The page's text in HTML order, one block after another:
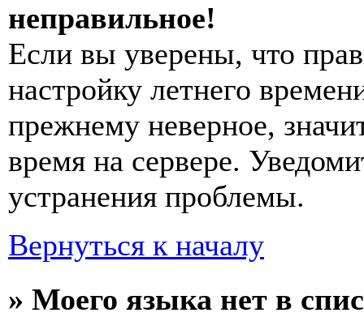
неправильное!
Если вы уверены, что
настройку летнего
прежнему неверное,
время на сервере.
устранения проблемы.
Вернуться к началу
» Моего языка нет в